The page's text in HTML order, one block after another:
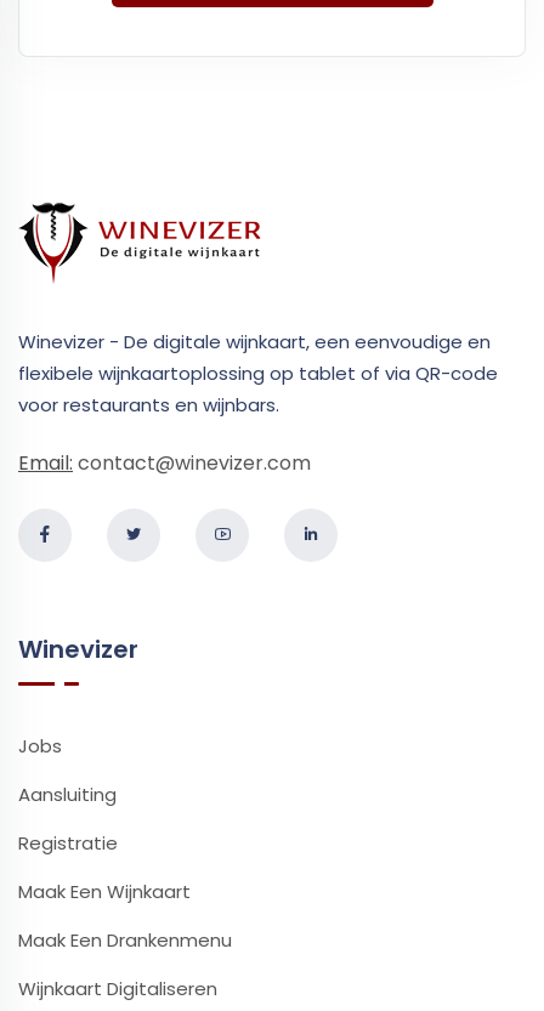
Winevizer - De digitale wijnkaart, een eenvoudige en
flexibele wijnkaartoplossing op tablet of via QR-code
voor restaurants en wijnbars.
Email: contact@winevizer.com
Winevizer
Jobs
Aansluiting
Registratie
Maak Een Wijnkaart
Maak Een Drankenmenu
Wijnkaart Digitaliseren